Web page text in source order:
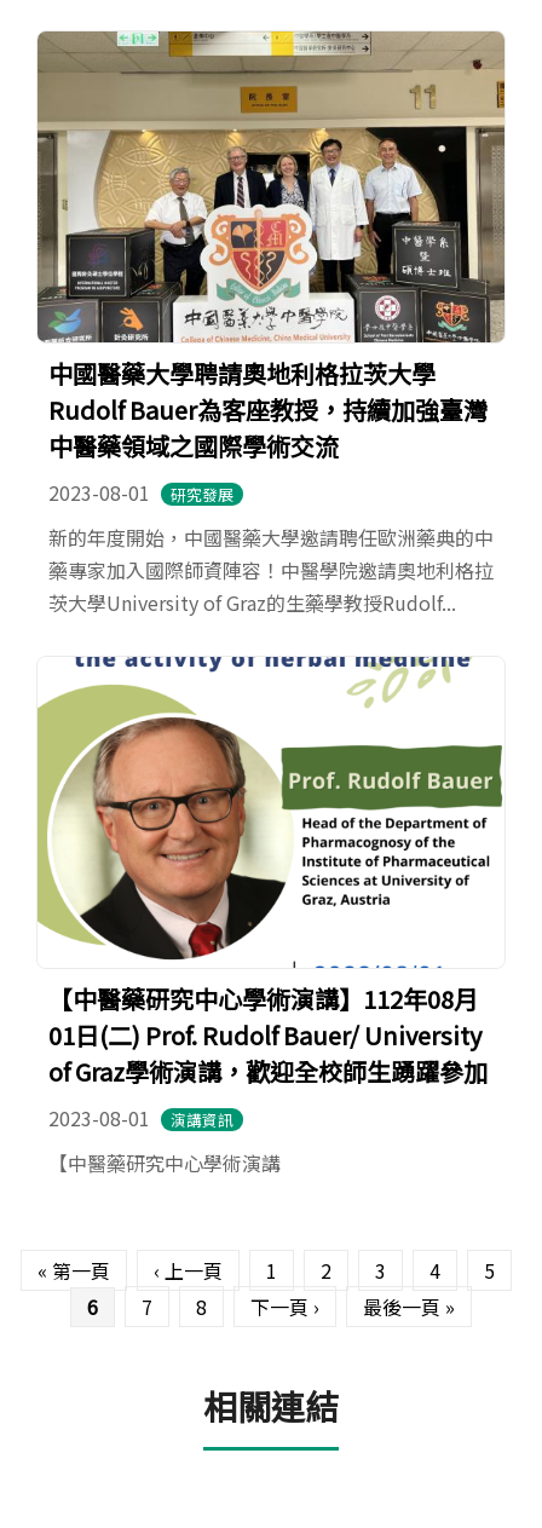
中國醫藥大學聘請奧地利格拉茨大學
Rudolf Bauer為客座教授，持續加強臺灣
中醫藥領域之國際學術交流
2023-08-01 研究發展
新的年度開始，中國醫藥大學邀請聘任歐洲藥典的中
藥專家加入國際師資陣容！中醫學院邀請奧地利格拉
茨大學University of Graz的生藥學教授Rudolf...
【中醫藥研究中心學術演講】112年08月
01日(二) Prof. Rudolf Bauer/ University
of Graz學術演講，歡迎全校師生踴躍參加
2023-08-01 演講資訊
【中醫藥研究中心學術演講
« 第一頁 ‹ 上一頁 1 2 3 4
5
6
7 8 下一頁 › 最後一頁 »
相關連結